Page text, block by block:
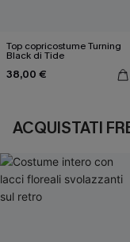
Top copricostume Turning
Black di Tide
38,00 €
ACQUISTATI